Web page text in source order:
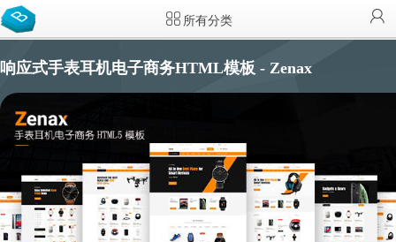
所有分类
响应式手表耳机电子商务HTML模板 - Zenax